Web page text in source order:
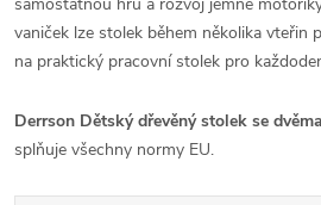
vaniček lze stolek během několika vteřin
na praktický pracovní stolek pro
Derrson Dětský dřevěný stolek se
splňuje všechny normy EU.